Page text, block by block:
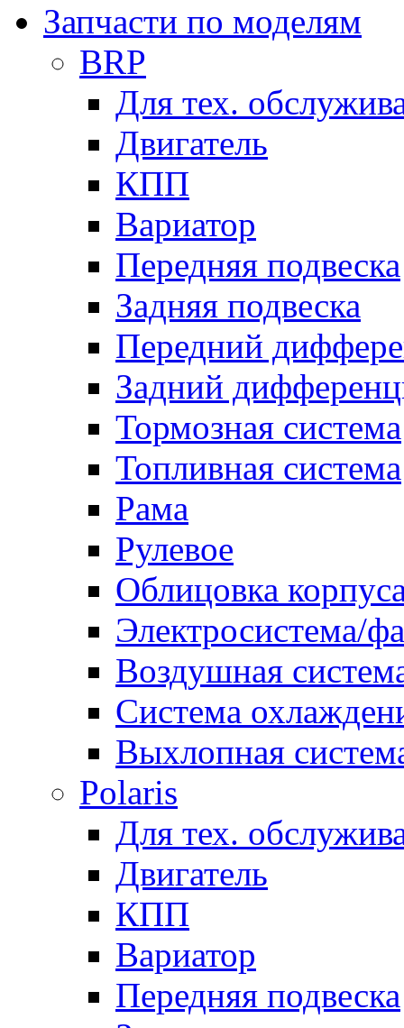
Запчасти по моделям
BRP
Для тех.
Двигатель
КПП
Вариатор
Передняя подвеска
Задняя подвеска
Передний
Задний
Тормозная система
Топливная система
Рама
Рулевое
Облицовка
Электросистема/
Воздушная
Система
Выхлопная
Polaris
Для тех.
Двигатель
КПП
Вариатор
Передняя подвеска